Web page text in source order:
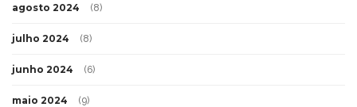
agosto 2024 (8)
julho 2024 (8)
junho 2024 (6)
maio 2024 (9)